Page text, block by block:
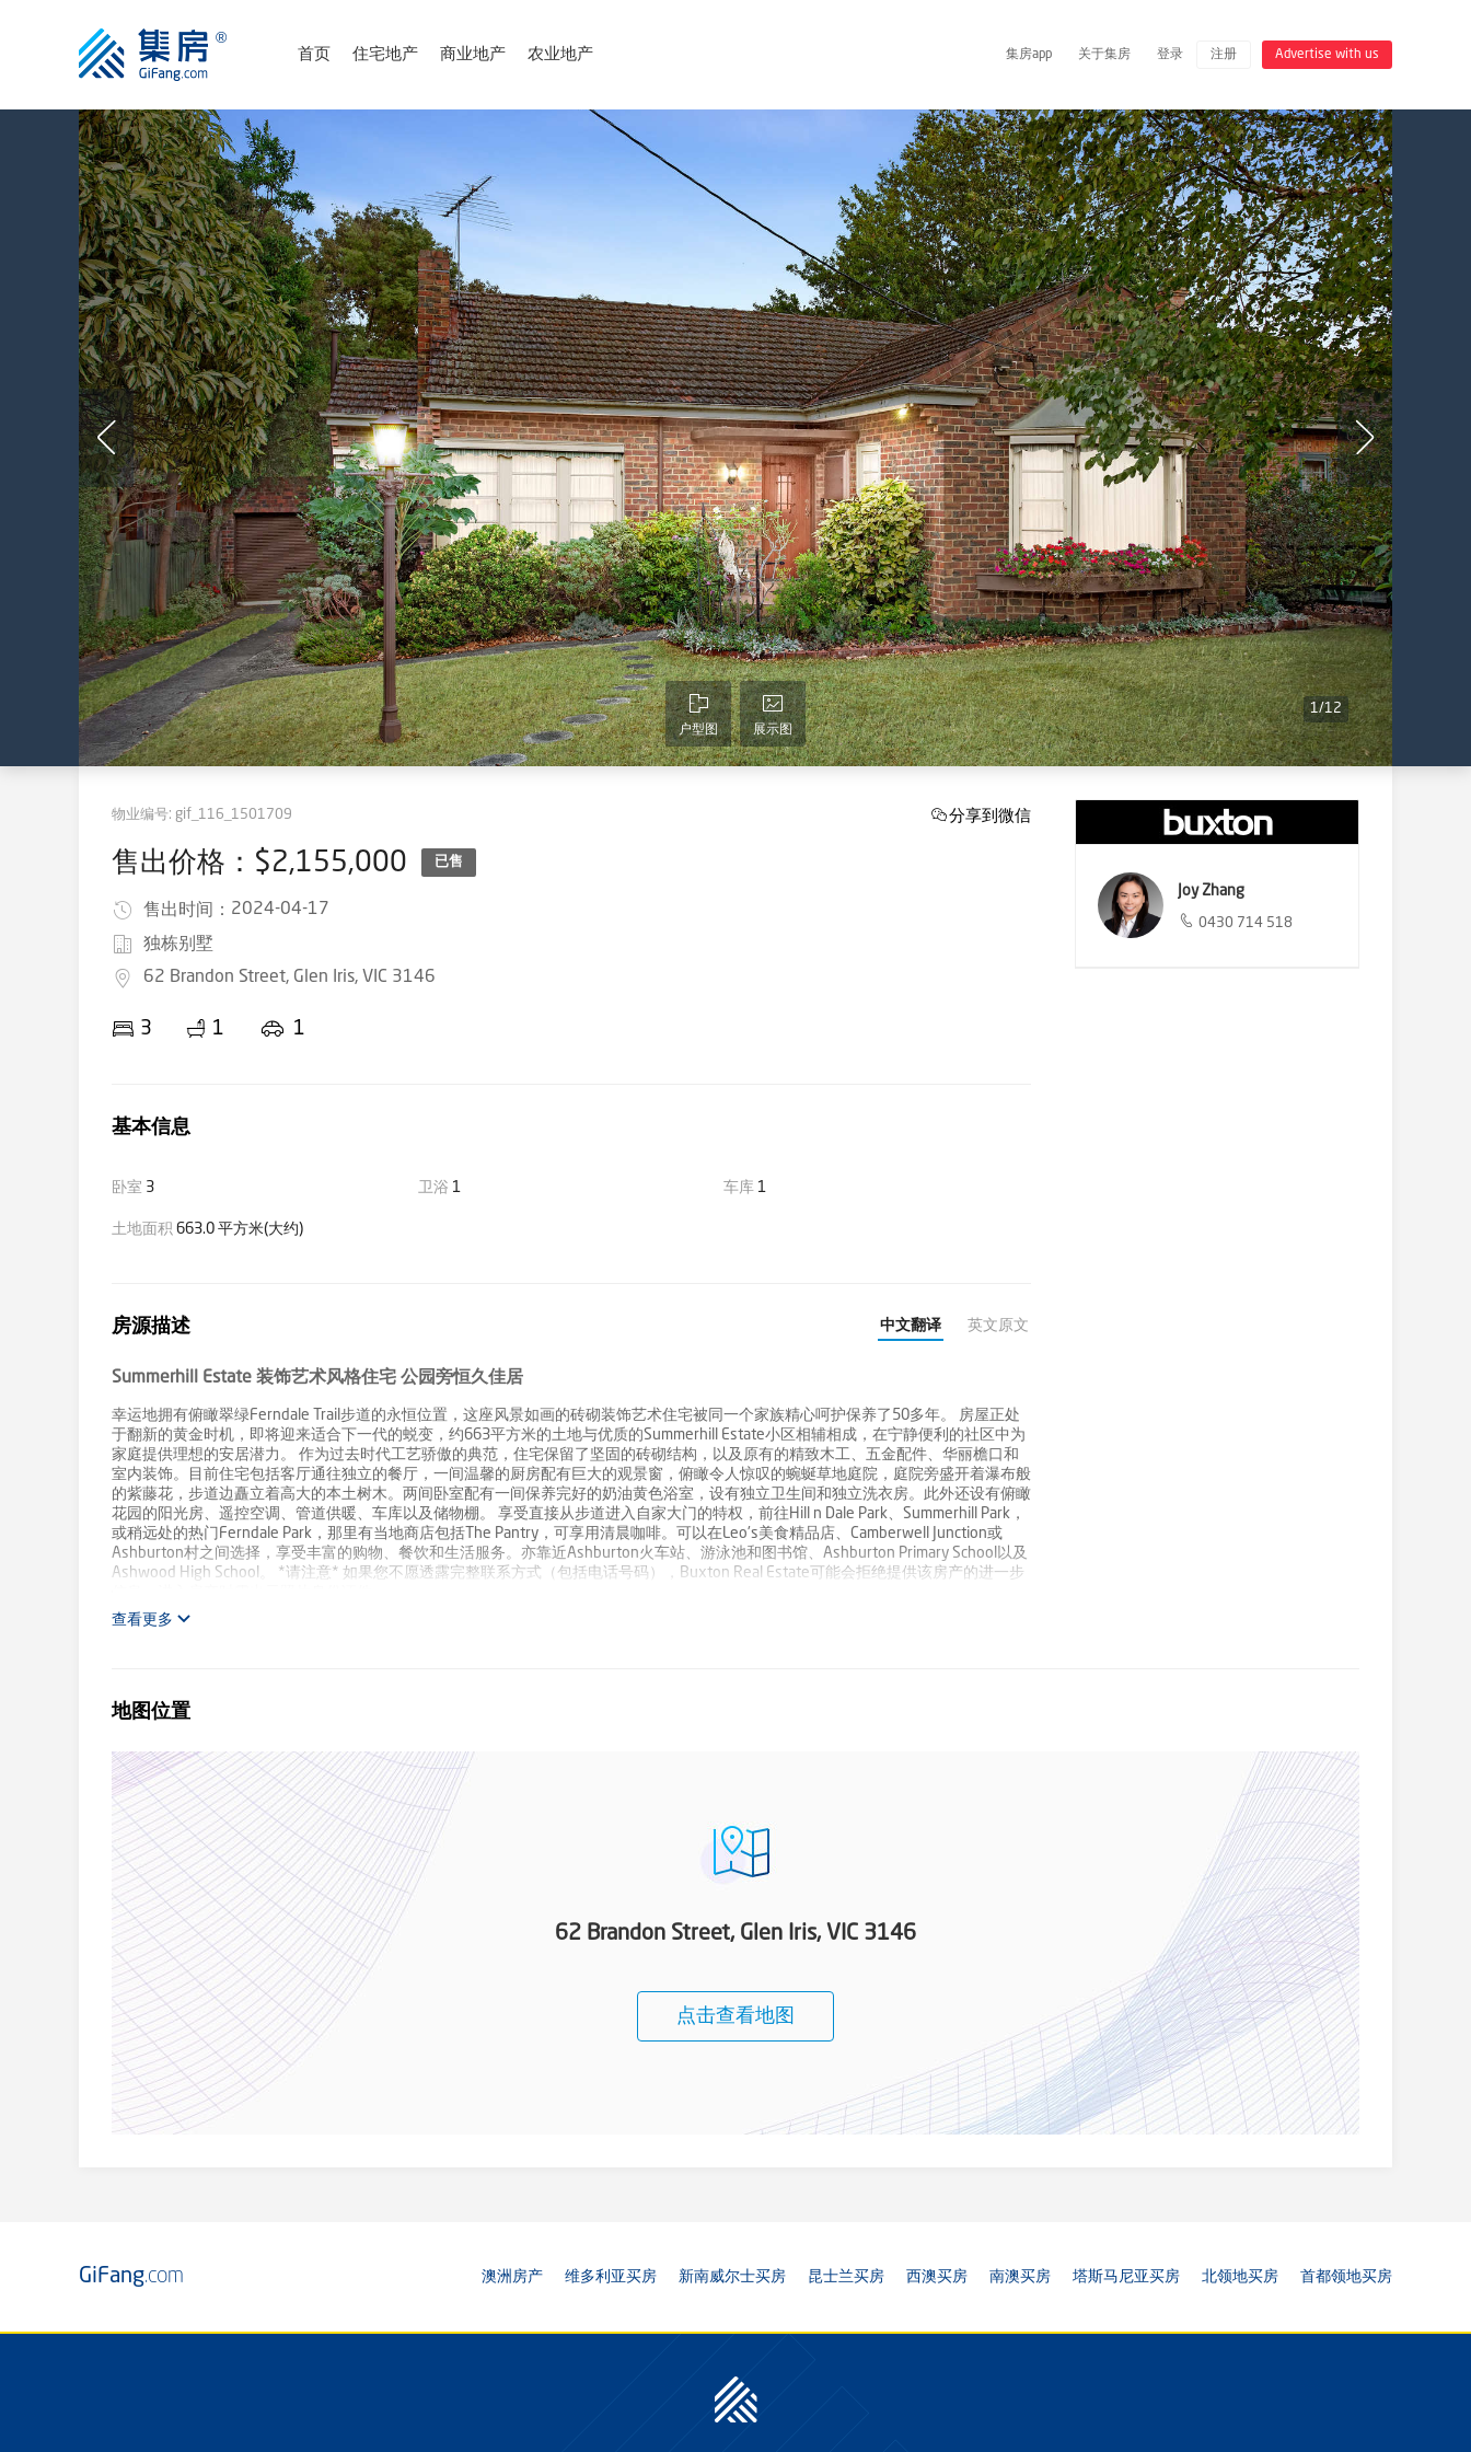
首页 住宅地产 商业地产 农业地产 集房app 关于集房 登录 注册 Advertise with us
户型图 展示图
1/12
物业编号: gif_116_1501709
售出价格：$2,155,000 已售
售出时间： 2024-04-17
独栋别墅
62 Brandon Street, Glen Iris, VIC 3146
3 1 1
分享到微信
基本信息
卧室 3 卫浴 1 车库 1
土地面积 663.0 平方米(大约)
房源描述 中文翻译 英文原文
Summerhill Estate 装饰艺术风格住宅 公园旁恒久佳居
幸运地拥有俯瞰翠绿Ferndale Trail步道的永恒位置，这座风景如画的砖砌装饰艺术住宅被同一个家族精心呵护保养了50多年。 房屋正处
于翻新的黄金时机，即将迎来适合下一代的蜕变，约663平方米的土地与优质的Summerhill Estate小区相辅相成，在宁静便利的社区中为
家庭提供理想的安居潜力。 作为过去时代工艺骄傲的典范，住宅保留了坚固的砖砌结构，以及原有的精致木工、五金配件、华丽檐口和
室内装饰。目前住宅包括客厅通往独立的餐厅，一间温馨的厨房配有巨大的观景窗，俯瞰令人惊叹的蜿蜒草地庭院，庭院旁盛开着瀑布般
的紫藤花，步道边矗立着高大的本土树木。两间卧室配有一间保养完好的奶油黄色浴室，设有独立卫生间和独立洗衣房。此外还设有俯瞰
花园的阳光房、遥控空调、管道供暖、车库以及储物棚。 享受直接从步道进入自家大门的特权，前往Hill n Dale Park、Summerhill Park，
或稍远处的热门Ferndale Park，那里有当地商店包括The Pantry，可享用清晨咖啡。可以在Leo's美食精品店、Camberwell Junction或
Ashburton村之间选择，享受丰富的购物、餐饮和生活服务。亦靠近Ashburton火车站、游泳池和图书馆、Ashburton Primary School以及
Ashwood High School。 *请注意* 如果您不愿透露完整联系方式（包括电话号码），Buxton Real Estate可能会拒绝提供该房产的进一步
查看更多
Joy Zhang
0430 714 518
地图位置
62 Brandon Street, Glen Iris, VIC 3146
点击查看地图
GiFang.com 澳洲房产 维多利亚买房 新南威尔士买房 昆士兰买房 西澳买房 南澳买房 塔斯马尼亚买房 北领地买房 首都领地买房